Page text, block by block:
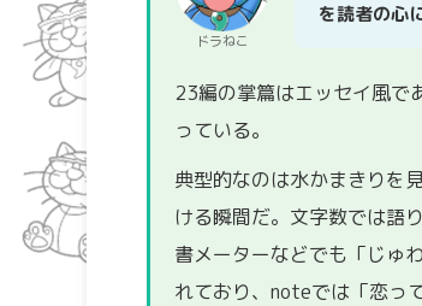
ドラねこ
を読者の心
23編の掌篇はエッセイ風で
っている。
典型的なのは水かまきりを
ける瞬間だ。文字数では語
書メーターなどでも「じゅ
れており、noteでは「恋っ